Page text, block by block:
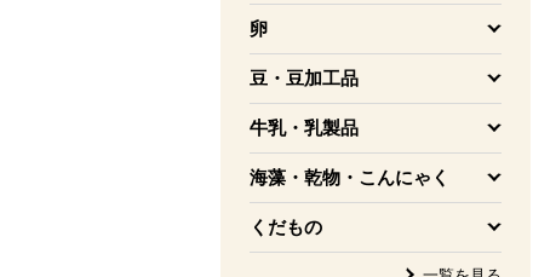
卵
を開く
豆・豆加工品
を開く
牛乳・乳製品
を開く
海藻・乾物・こんにゃく
を開く
くだもの
を開く